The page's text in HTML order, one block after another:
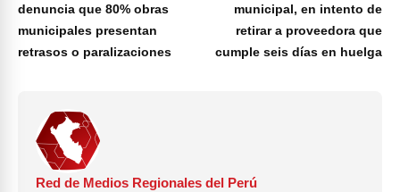
denuncia que 80% obras
municipales presentan
retrasos o paralizaciones
municipal, en intento de
retirar a proveedora que
cumple seis días en huelga
Red de Medios Regionales del Perú